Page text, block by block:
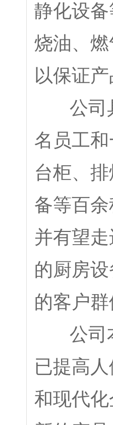
静化设
烧油、
以保证
公司具
名员工
台柜、
备等百
并有望
的厨房
的客户
公司本
已提高
和现代